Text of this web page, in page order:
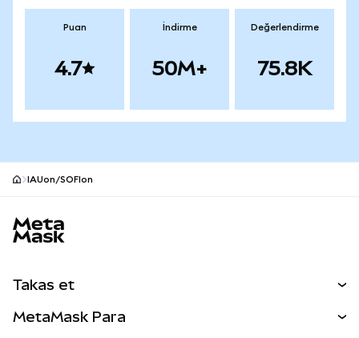
Puan
4.7
İndirme
50M+
Değerlendirme
75.8K
IAUon/SOFIon
Takas et
MetaMask Para